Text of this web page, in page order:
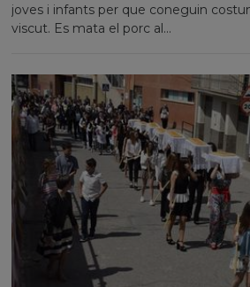
joves i infants per que coneguin
viscut. Es mata el porc al...